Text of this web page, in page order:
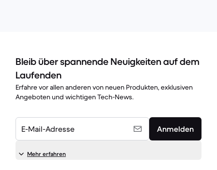
Bleib über spannende Neuigkeiten auf dem
Laufenden
Erfahre vor allen anderen von neuen Produkten, exklusiven
Angeboten und wichtigen Tech-News.
E-Mail-Adresse Anmelden
Mehr erfahren